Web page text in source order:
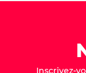
Inscrivez-